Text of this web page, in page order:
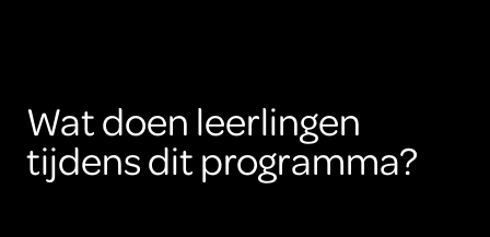
Wat doen leerlingen
tijdens dit programma?